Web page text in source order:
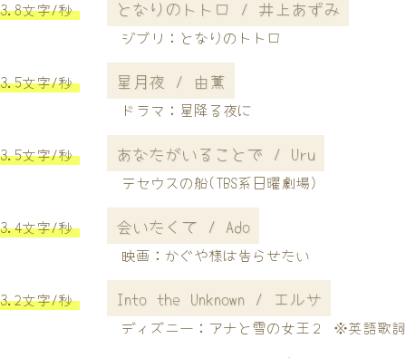
3.8文字/秒 となりのトトロ / 井上あずみ
ジブリ：となりのトトロ
3.5文字/秒 星月夜 / 由薫
ドラマ：星降る夜に
3.5文字/秒 あなたがいることで / Uru
テセウスの船(TBS系日曜劇場)
3.4文字/秒 会いたくて / Ado
映画：かぐや様は告らせたい
3.2文字/秒 Into the Unknown / エルサ
ディズニー：アナと雪の女王２ ※英語歌